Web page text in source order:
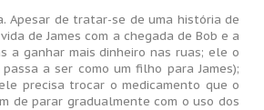
Apesar de tratar-se de uma história de
de James com a chegada de Bob e a
a ganhar mais dinheiro nas ruas; ele o
a ser como um filho para James);
precisa trocar o medicamento que o
de parar gradualmente com o uso dos